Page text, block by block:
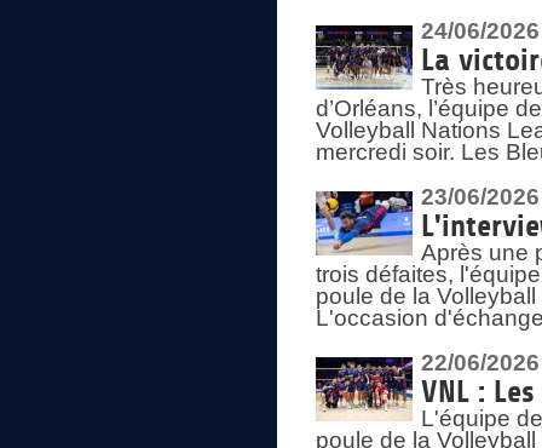
24/06/2026
La
Très
d’Orléans, l’équipe
Volleyball Nations
mercredi soir. Les
23/06/2026
Après une
trois défaites,
poule de la
L'occasion
22/06/2026
VNL :
L'équipe
poule de la